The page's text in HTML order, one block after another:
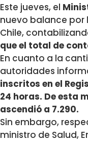
Este jueves, el
nuevo balance por
Chile,
que el total de
En cuanto a la
autoridades
inscritos en el
24 horas. De esta
ascendió a 7.290.
Sin embargo,
ministro de Salud,